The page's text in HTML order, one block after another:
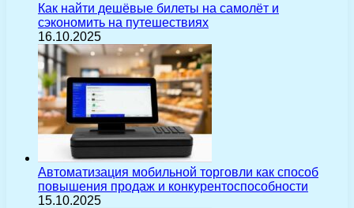
Как найти дешёвые билеты на самолёт и
сэкономить на путешествиях
16.10.2025
Автоматизация мобильной торговли как способ
повышения продаж и конкурентоспособности
15.10.2025